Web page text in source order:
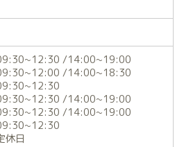
/14:00~19:00
/14:00~18:30
/14:00~19:00
/14:00~19:00
休日